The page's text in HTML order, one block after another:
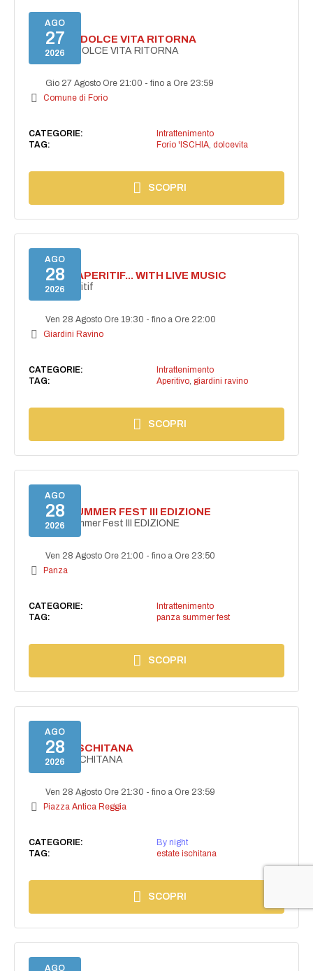
AGO
27
2026
FORIO LA DOLCE VITA RITORNA
FORIO LA DOLCE VITA RITORNA
Gio 27 Agosto Ore 21:00 -fino a Ore 23:59
Comune di Forio
CATEGORIE:
Intrattenimento
TAG:
Forio 'ISCHIA, dolcevita
SCOPRI
AGO
28
2026
SECRET APERITIF... WITH LIVE MUSIC
Secret aperitif
Ven 28 Agosto Ore 19:30 -fino a Ore 22:00
Giardini Ravino
CATEGORIE:
Intrattenimento
TAG:
Aperitivo, giardini ravino
SCOPRI
AGO
28
2026
PANZA SUMMER FEST III EDIZIONE
PANZA Summer Fest III EDIZIONE
Ven 28 Agosto Ore 21:00 -fino a Ore 23:50
Panza
CATEGORIE:
Intrattenimento
TAG:
panza summer fest
SCOPRI
AGO
28
2026
ESTATE ISCHITANA
ESTATE ISCHITANA
Ven 28 Agosto Ore 21:30 -fino a Ore 23:59
Piazza Antica Reggia
CATEGORIE:
By night
TAG:
estate ischitana
SCOPRI
AGO